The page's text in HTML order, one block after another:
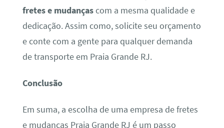
fretes e mudançascom a mesma qualidade e
dedicação. Assim como, solicite seu orçamento
e conte com a gente para qualquer demanda
de transporte em Praia Grande RJ.
Conclusão
Em suma, a escolha de uma empresa de fretes
e mudanças Praia Grande RJ é um passo